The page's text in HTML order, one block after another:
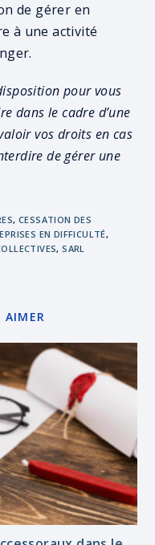
de gérer en
à une activité
pour vous
dans le cadre d’une
vos droits en cas
de gérer une
, CESSATION DES
EN DIFFICULTÉ,
, SARL
AIMER